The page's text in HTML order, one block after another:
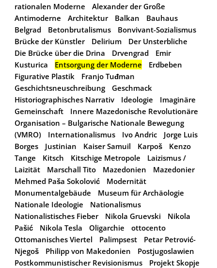
rationalen Moderne
Alexander der Große
Antimoderne
Architektur Balkan
Bauhaus
Belgrad
Betonbrutalismus
Bonvivant-Sozialismus
Brücke der Künstler
Delirium
Der Unsterbliche
Die Brücke über die Drina
Drvengrad
Emir
Kusturica
Entsorgung der Moderne
Erdbeben
Figurative Plastik
Franjo Tuđman
Geschichtsneuschreibung
Geschmack
Historiographisches Narrativ
Ideologie
Imaginäre
Gemeinschaft
Innere Mazedonische Revolutionäre
Organisation – Bulgarische Nationale Bewegung
(VMRO)
Internationalismus Ivo Andric
Jorge Luis
Borges
Justinian Kaiser Samuil Karpoš
Kenzo
Tange
Kitsch Kitschige Metropole
Laizismus /
Laizität
Marschall Tito Mazedonien
Mazedonier
Mehmed Paša Sokolović
Modernität
Monumentalgebäude
Museum für Archäologie
Nationale Ideologie
Nationalismus
Nationalistisches Fieber
Nikola Gruevski
Nikola
Pašić
Nikola Tesla Oligarchie
ottocento
Ottomanisches Viertel
Palimpsest
Petar Petrović-
Njegoš
Philipp von Makedonien
Postjugoslawien
Postkommunistischer Revisionismus
Projekt Skopje